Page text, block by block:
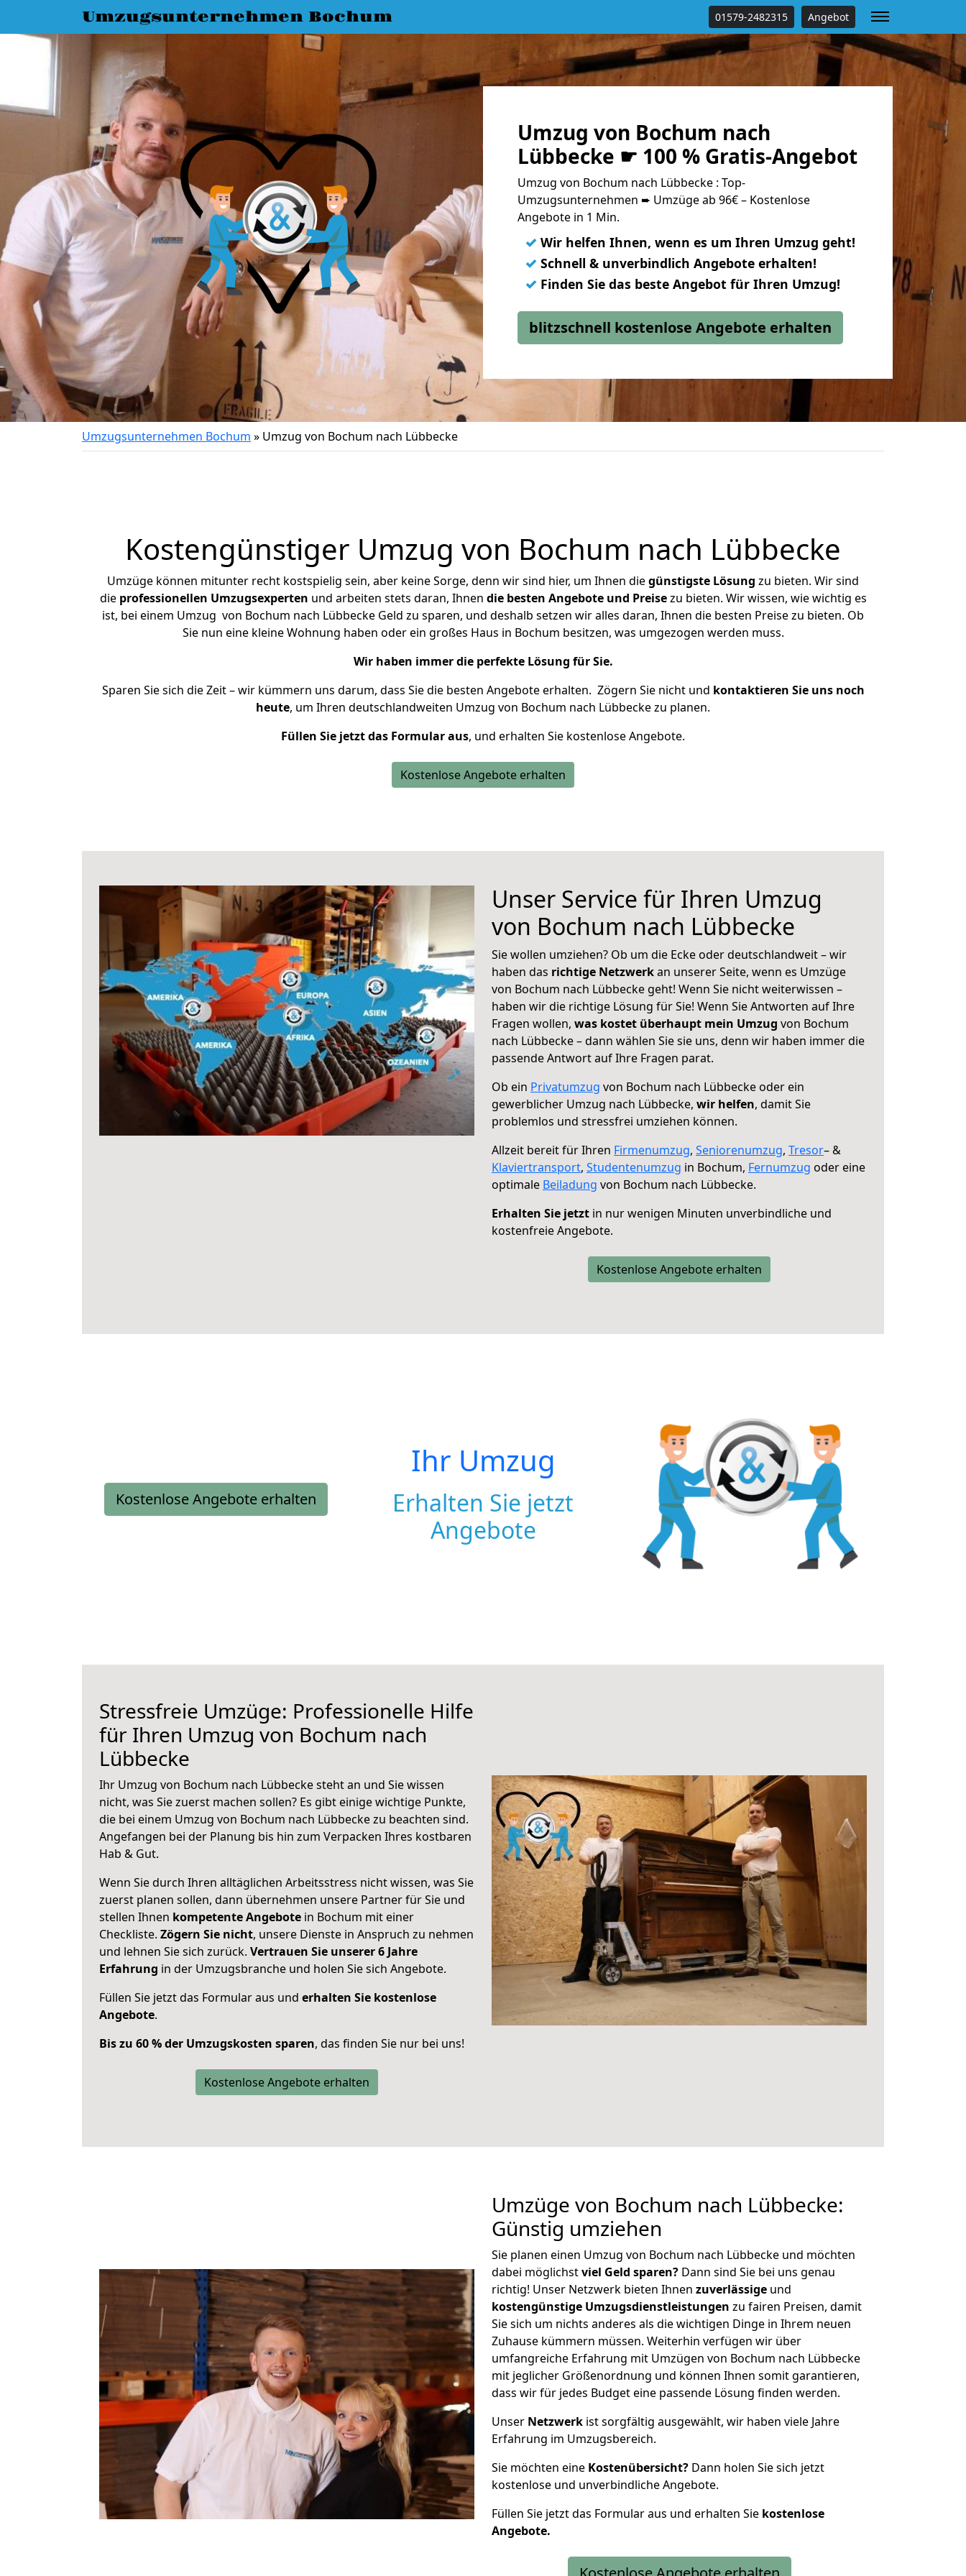
Umzugsunternehmen Bochum 01579-2482315 Angebot
Umzug von Bochum nach
Lübbecke ☛ 100 % Gratis-Angebot
Umzug von Bochum nach Lübbecke : Top-
Umzugsunternehmen ➨ Umzüge ab 96€ – Kostenlose
Angebote in 1 Min.
✓ Wir helfen Ihnen, wenn es um Ihren Umzug geht!
✓ Schnell & unverbindlich Angebote erhalten!
✓ Finden Sie das beste Angebot für Ihren Umzug!
blitzschnell kostenlose Angebote erhalten
Umzugsunternehmen Bochum » Umzug von Bochum nach Lübbecke
Kostengünstiger Umzug von Bochum nach Lübbecke
Umzüge können mitunter recht kostspielig sein, aber keine Sorge, denn wir sind hier, um Ihnen diegünstigste Lösung zu bieten. Wir sind
die professionellen Umzugsexperten und arbeiten stets daran, Ihnen die besten Angebote und Preisezu bieten. Wir wissen, wie wichtig es
ist, bei einem Umzug von Bochum nach Lübbecke Geld zu sparen, und deshalb setzen wir alles daran, Ihnen die besten Preise zu bieten. Ob
Sie nun eine kleine Wohnung haben oder ein großes Haus in Bochum besitzen, was umgezogen werden muss.
Wir haben immer die perfekte Lösung für Sie.
Sparen Sie sich die Zeit – wir kümmern uns darum, dass Sie die besten Angebote erhalten. Zögern Sie nicht und kontaktieren Sie uns noch
heute, um Ihren deutschlandweiten Umzug von Bochum nach Lübbecke zu planen.
Füllen Sie jetzt das Formular aus, und erhalten Sie kostenlose Angebote.
Kostenlose Angebote erhalten
Unser Service für Ihren Umzug
von Bochum nach Lübbecke
Sie wollen umziehen? Ob um die Ecke oder deutschlandweit – wir
haben das richtige Netzwerkan unserer Seite, wenn es Umzüge
von Bochum nach Lübbecke geht! Wenn Sie nicht weiterwissen –
haben wir die richtige Lösung für Sie! Wenn Sie Antworten auf Ihre
Fragen wollen, was kostet überhaupt mein Umzug von Bochum
nach Lübbecke – dann wählen Sie sie uns, denn wir haben immer die
passende Antwort auf Ihre Fragen parat.
Ob ein Privatumzug von Bochum nach Lübbecke oder ein
gewerblicher Umzug nach Lübbecke, wir helfen, damit Sie
problemlos und stressfrei umziehen können.
Allzeit bereit für Ihren Firmenumzug, Seniorenumzug, Tresor– &
Klaviertransport, Studentenumzug in Bochum, Fernumzug oder eine
optimale Beiladung von Bochum nach Lübbecke.
Erhalten Sie jetzt in nur wenigen Minuten unverbindliche und
kostenfreie Angebote.
Kostenlose Angebote erhalten
Kostenlose Angebote erhalten
Ihr Umzug
Erhalten Sie jetzt
Angebote
Stressfreie Umzüge: Professionelle Hilfe
für Ihren Umzug von Bochum nach
Lübbecke
Ihr Umzug von Bochum nach Lübbecke steht an und Sie wissen
nicht, was Sie zuerst machen sollen? Es gibt einige wichtige Punkte,
die bei einem Umzug von Bochum nach Lübbecke zu beachten sind.
Angefangen bei der Planung bis hin zum Verpacken Ihres kostbaren
Hab & Gut.
Wenn Sie durch Ihren alltäglichen Arbeitsstress nicht wissen, was Sie
zuerst planen sollen, dann übernehmen unsere Partner für Sie und
stellen Ihnen kompetente Angebote in Bochum mit einer
Checkliste. Zögern Sie nicht, unsere Dienste in Anspruch zu nehmen
und lehnen Sie sich zurück. Vertrauen Sie unserer 6 Jahre
Erfahrung in der Umzugsbranche und holen Sie sich Angebote.
Füllen Sie jetzt das Formular aus und erhalten Sie kostenlose
Angebote.
Bis zu 60 % der Umzugskosten sparen, das finden Sie nur bei uns!
Kostenlose Angebote erhalten
Umzüge von Bochum nach Lübbecke:
Günstig umziehen
Sie planen einen Umzug von Bochum nach Lübbecke und möchten
dabei möglichstviel Geld sparen? Dann sind Sie bei uns genau
richtig! Unser Netzwerk bieten Ihnen zuverlässige und
kostengünstige Umzugsdienstleistungen zu fairen Preisen, damit
Sie sich um nichts anderes als die wichtigen Dinge in Ihrem neuen
Zuhause kümmern müssen. Weiterhin verfügen wir über
umfangreiche Erfahrung mit Umzügen von Bochum nach Lübbecke
mit jeglicher Größenordnung und können Ihnen somit garantieren,
dass wir für jedes Budget eine passende Lösung finden werden.
Unser Netzwerk ist sorgfältig ausgewählt, wir haben viele Jahre
Erfahrung im Umzugsbereich.
Sie möchten eine Kostenübersicht? Dann holen Sie sich jetzt
kostenlose und unverbindliche Angebote.
Füllen Sie jetzt das Formular aus und erhalten Sie kostenlose
Angebote.